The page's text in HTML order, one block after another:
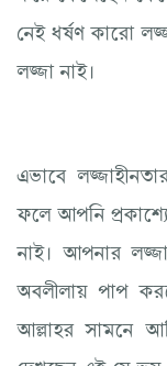
নেই ধর্ষণ কারো
লজ্জা নাই।
এভাবে
ফলে আপনি
নাই। আপনার
অবলীলায় পাপ
আল্লাহর সামনে